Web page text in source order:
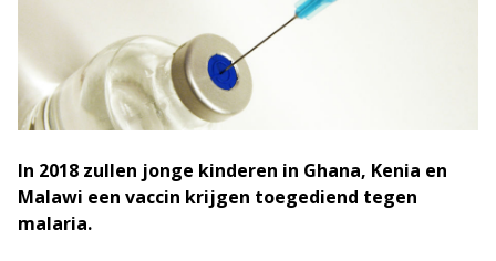
In 2018 zullen jonge kinderen in Ghana, Kenia en
Malawi een vaccin krijgen toegediend tegen
malaria.